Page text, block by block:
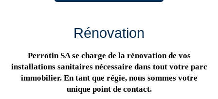
Rénovation
Perrotin SA se charge de la rénovation de vos
installations sanitaires nécessaire dans tout votre parc
immobilier. En tant que régie, nous sommes votre
unique point de contact.